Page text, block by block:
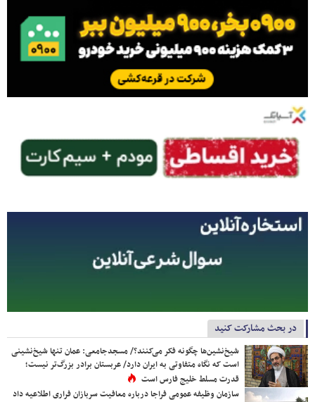
در بحث مشارکت کنید
شیخ‌نشین‌ها چگونه فکر می‌کنند؟/ مسجدجامعی: عمان تنها شیخ‌نشینی
است که نگاه متفاوتی به ایران دارد/ عربستان برادر بزرگ‌تر نیست؛
قدرت مسلط خلیج فارس است
سازمان وظیفه عمومی فراجا درباره معافیت سربازان فراری اطلاعیه داد